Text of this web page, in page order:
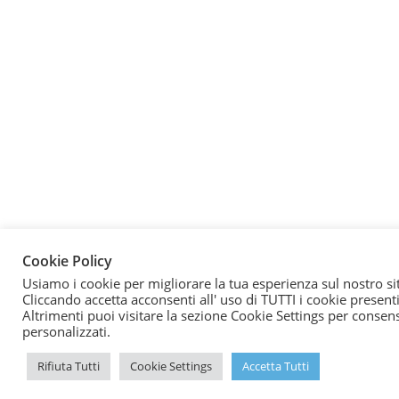
Cookie Policy
Usiamo i cookie per migliorare la tua esperienza sul nostro
Cliccando accetta acconsenti all' uso di TUTTI i cookie
Altrimenti puoi visitare la sezione Cookie Settings per
personalizzati.
Rifiuta Tutti Cookie Settings Accetta Tutti